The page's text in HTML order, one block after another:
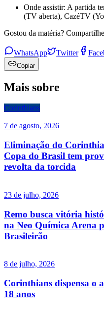
Onde assistir: A partida
(TV aberta), CazéTV
Gostou da matéria?
WhatsApp Twitter
Copiar
Mais sobre
Corinthians
7 de agosto, 2026
Eliminação do
Copa do Brasil tem
revolta da torcida
23 de julho, 2026
Remo busca vitória
na Neo Química Arena
Brasileirão
8 de julho, 2026
Corinthians dispensa o
18 anos